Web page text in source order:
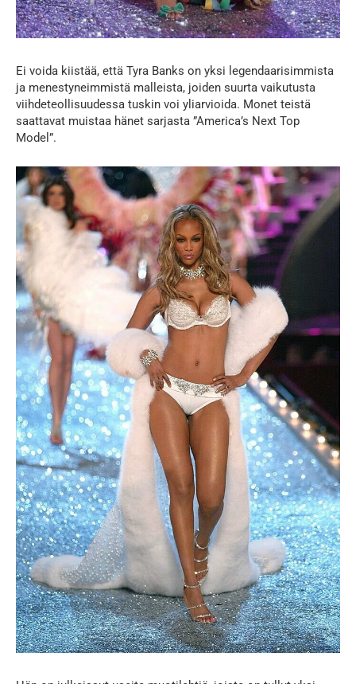
Ei voida kiistää, että Tyra Banks on yksi legendaarisimmista
ja menestyneimmistä malleista, joiden suurta vaikutusta
viihdeteollisuudessa tuskin voi yliarvioida. Monet teistä
saattavat muistaa hänet sarjasta ”America’s Next Top
Model”.